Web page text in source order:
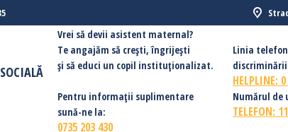
Vrei să devii asistent maternal?
Te angajăm să creşti, îngrijești
şi să educi un copil instituționalizat.
Pentru informații suplimentare
sună-ne la:
0735 203 430
Linia
HELPLINE:
Numărul
TELEFON:
PUBLIC INTEGRITATE INSTITUTIONALA